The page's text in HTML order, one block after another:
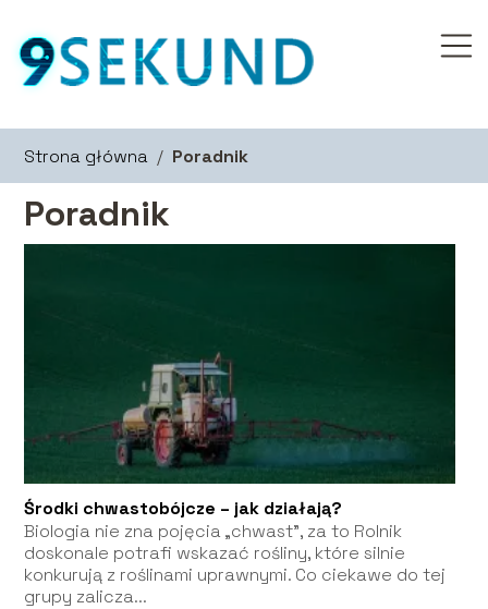
Strona główna / Poradnik
Poradnik
Środki chwastobójcze – jak działają?
Biologia nie zna pojęcia „chwast”, za to Rolnik
doskonale potrafi wskazać rośliny, które silnie
konkurują z roślinami uprawnymi. Co ciekawe do tej
grupy zalicza...